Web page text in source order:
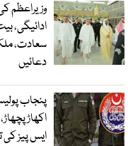
وزیراعظم
ادائیگی،
سعادت،
دعائیں
پنجاب
اکھاڑ
ایس پیز کی